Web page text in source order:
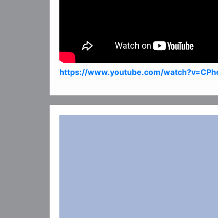
https://www.youtube.com/